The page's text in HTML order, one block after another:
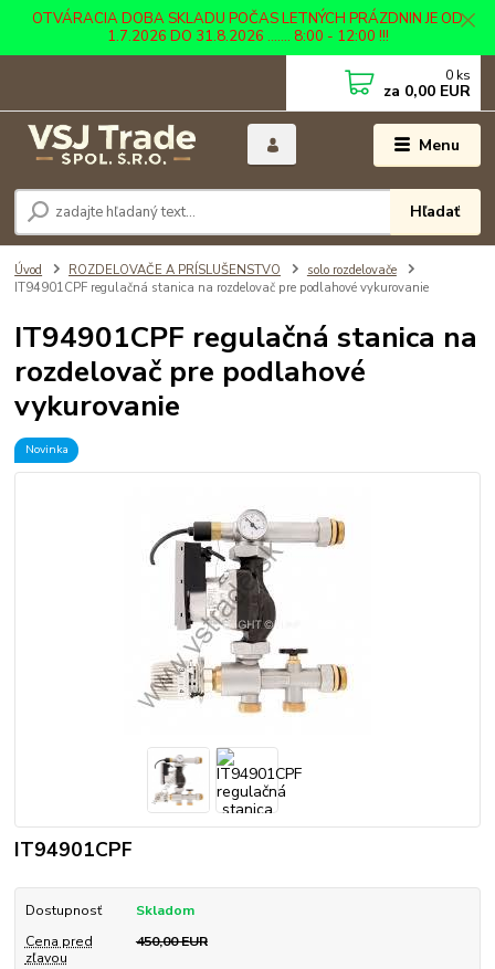
OTVÁRACIA DOBA SKLADU POČAS LETNÝCH PRÁZDNIN JE OD
1.7.2026 DO 31.8.2026 ....... 8:00 - 12:00 !!!
Menu
Hľadať
0 ks
za 0,00 EUR
Úvod ROZDELOVAČE A PRÍSLUŠENSTVO
solo rozdelovače
IT94901CPF regulačná stanica na rozdelovač pre podlahové vykurovanie
IT94901CPF regulačná stanica na
rozdelovač pre podlahové
vykurovanie
Novinka
IT94901CPF
Dostupnosť
Skladom
Cena pred
zľavou
450,00 EUR